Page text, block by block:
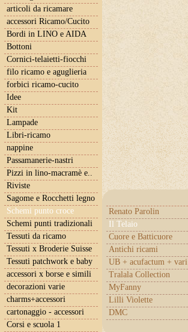
articoli da ricamare
accessori Ricamo/Cucito
Bordi in LINO e AIDA
Bottoni
Cornici-telaietti-fiocchi
filo ricamo e aguglieria
forbici ricamo-cucito
Idee
Kit
Lampade
Libri-ricamo
nappine
Passamanerie-nastri
Pizzi in lino-macramè e..
Riviste
Sagome e Rocchetti legno
Schemi punto croce
Renato Parolin
Il Telaio
Cuore e Batticuore
Antichi ricami
UB + acufactum + vari
Tralala Collection
MyFanny
Lilli Violette
DMC
Schemi punti tradizionali
Tessuti da ricamo
Tessuti x Broderie Suisse
Tessuti patchwork e baby
accessori x borse e simili
decorazioni varie
charms+accessori
cartonaggio - accessori
Corsi e scuola 1